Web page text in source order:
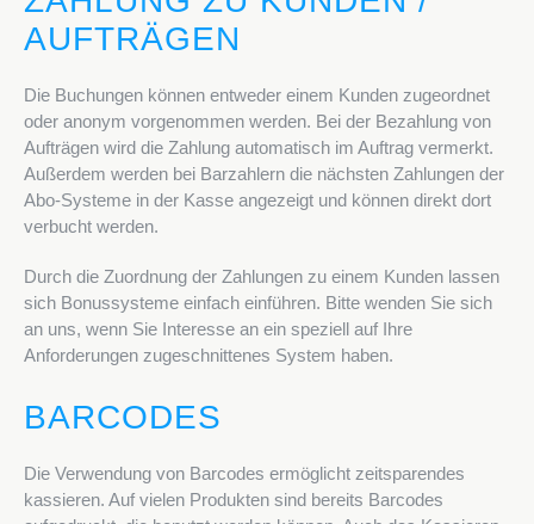
AUFTRÄGEN
Die Buchungen können entweder einem Kunden zugeordnet
oder anonym vorgenommen werden. Bei der Bezahlung von
Aufträgen wird die Zahlung automatisch im Auftrag vermerkt.
Außerdem werden bei Barzahlern die nächsten Zahlungen der
Abo-Systeme in der Kasse angezeigt und können direkt dort
verbucht werden.
Durch die Zuordnung der Zahlungen zu einem Kunden lassen
sich Bonussysteme einfach einfüh­ren. Bitte wenden Sie sich
an uns, wenn Sie Interesse an ein speziell auf Ihre
Anforderungen zuge­schnittenes System haben.
BARCODES
Die Verwendung von Barcodes ermöglicht zeitsparendes
kassieren. Auf vielen Produkten sind bereits Barcodes